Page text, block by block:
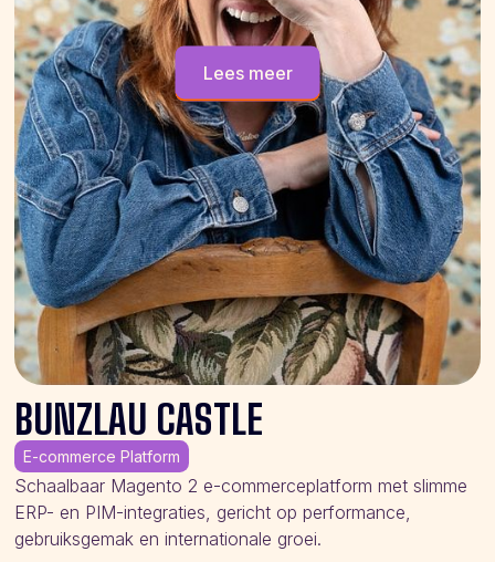
Lees meer
BUNZLAU CASTLE
E-commerce Platform
Schaalbaar Magento 2 e-commerceplatform met slimme
ERP- en PIM-integraties, gericht op performance,
gebruiksgemak en internationale groei.